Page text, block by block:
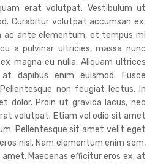
erat volutpat. Vestibulum ut
Curabitur volutpat accumsan ex.
ac ante elementum, et tempus mi
a pulvinar ultricies, massa nunc
magna eu nulla. Aliquam ultrices
dapibus enim euismod. Fusce
non feugiat lectus. In
dolor. Proin ut gravida lacus, nec
volutpat. Etiam vel odio sit amet
Pellentesque sit amet velit eget
nisl. Nam elementum enim sem,
Maecenas efficitur eros ex, at